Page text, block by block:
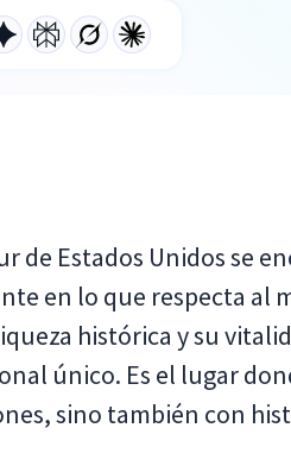
de Estados Unidos se
en lo que respecta al
histórica y su
único. Es el lugar
sino también con